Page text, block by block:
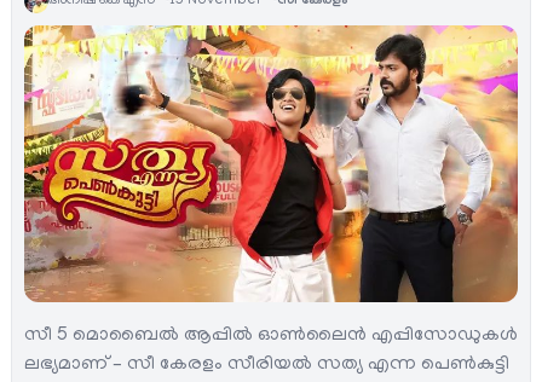
സീ 5 മൊബൈല്‍ ആപ്പില്‍ ഓണ്‍ലൈന്‍ എപ്പിസോഡുകള്‍
ലഭ്യമാണ് – സീ കേരളം സീരിയല്‍ സത്യ എന്ന പെണ്‍കുട്ടി